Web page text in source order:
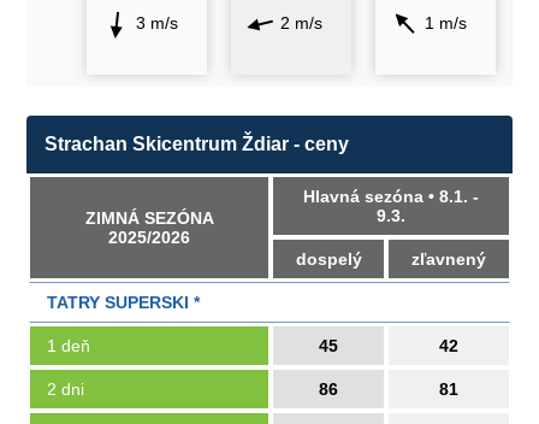
3 m/s 2 m/s 1 m/s
Strachan Skicentrum Ždiar - ceny
ZIMNÁ SEZÓNA
2025/2026
Hlavná sezóna • 8.1. -
9.3.
dospelý zľavnený
TATRY SUPERSKI *
1 deň 45 42
2 dni 86 81